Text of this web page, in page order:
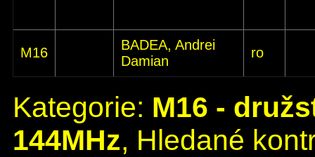
M16
BADEA, Andrei
Damian
ro
Kategorie: M16 -
144MHz, Hledané